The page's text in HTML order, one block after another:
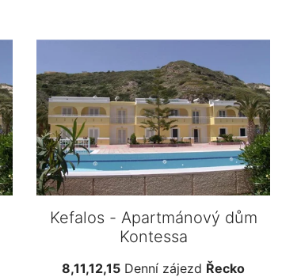
Kefalos - Apartmánový dům
Kontessa
8,11,12,15 Denní zájezd Řecko